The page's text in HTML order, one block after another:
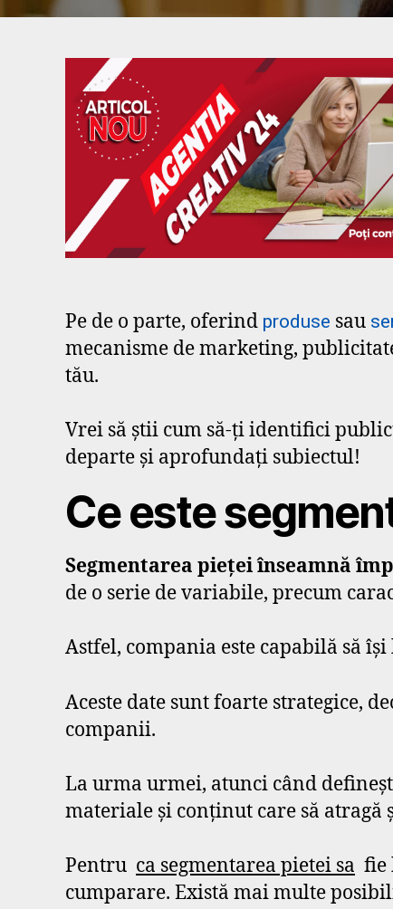
Pe de o parte, oferind produse sau
mecanisme de marketing,
tău.
Vrei să știi cum să-ți identifici
departe și aprofundați subiectul!
Ce este
Segmentarea pieței înseamnă
de o serie de variabile, precum
Astfel, compania este capabilă să
Aceste date sunt foarte strategice,
companii.
La urma urmei, atunci când
materiale și conținut care să
Pentru ca segmentarea pietei sa fie
cumparare. Există mai multe